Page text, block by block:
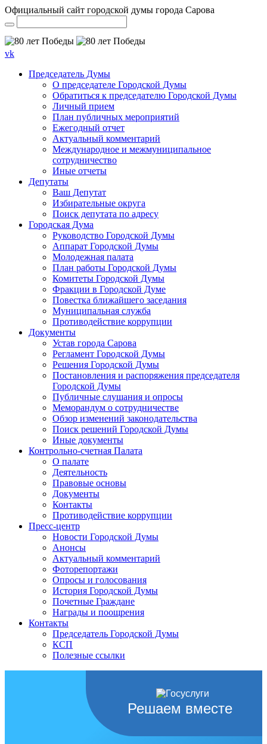
Официальный сайт городской думы города Сарова
vk
Председатель Думы
О председателе Городской Думы
Обратиться к председателю Городской Думы
Личный прием
План публичных мероприятий
Ежегодный отчет
Актуальный комментарий
Международное и межмуниципальное
сотрудничество
Иные отчеты
Депутаты
Ваш Депутат
Избирательные округа
Поиск депутата по адресу
Городская Дума
Руководство Городской Думы
Аппарат Городской Думы
Молодежная палата
План работы Городской Думы
Комитеты Городской Думы
Фракции в Городской Думе
Повестка ближайшего заседания
Муниципальная служба
Противодействие коррупции
Документы
Устав города Сарова
Регламент Городской Думы
Решения Городской Думы
Постановления и распоряжения председателя
Городской Думы
Публичные слушания и опросы
Меморандум о сотрудничестве
Обзор изменений законодательства
Поиск решений Городской Думы
Иные документы
Контрольно-счетная Палата
О палате
Деятельность
Правовые основы
Документы
Контакты
Противодействие коррупции
Пресс-центр
Новости Городской Думы
Анонсы
Актуальный комментарий
Фоторепортажи
Опросы и голосования
История Городской Думы
Почетные Граждане
Награды и поощрения
Контакты
Председатель Городской Думы
КСП
Полезные ссылки
Решаем вместе